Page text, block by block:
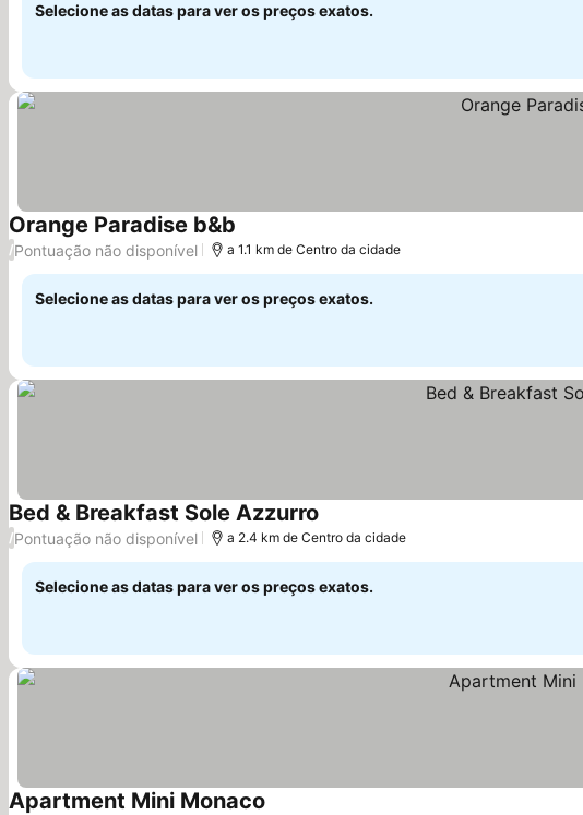
Selecione as datas para ver os preços exatos.
Orange Paradise b&b
/Pontuação não disponível a 1.1 km de Centro da cidade
Selecione as datas para ver os preços exatos.
Bed & Breakfast Sole Azzurro
/Pontuação não disponível a 2.4 km de Centro da cidade
Selecione as datas para ver os preços exatos.
Apartment Mini Monaco